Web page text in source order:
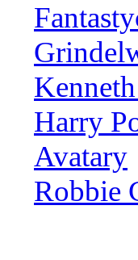
Harry
Avatary
Robbie